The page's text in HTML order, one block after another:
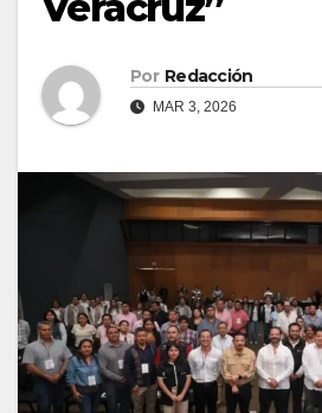
Por Redacción
MAR 3, 2026